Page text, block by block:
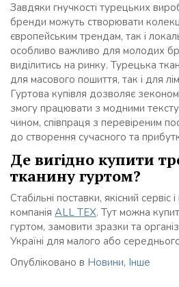
Завдяки гнучкості турецьких
бренди можуть створювати
європейським трендам, так і
особливо важливо для молодих
виділитись на ринку. Турецька
для масового пошиття, так і для
Гуртова купівля дозволяє
змогу працювати з модними
чином, співпраця з перевіреним
до створення сучасного та
Де вигідно купити
тканину гуртом?
Стабільні поставки, якісний
компанія ALL TEX. Тут можна
гуртом, замовити зразки та
Україні для малого або
Опубліковано в Новини, Інше